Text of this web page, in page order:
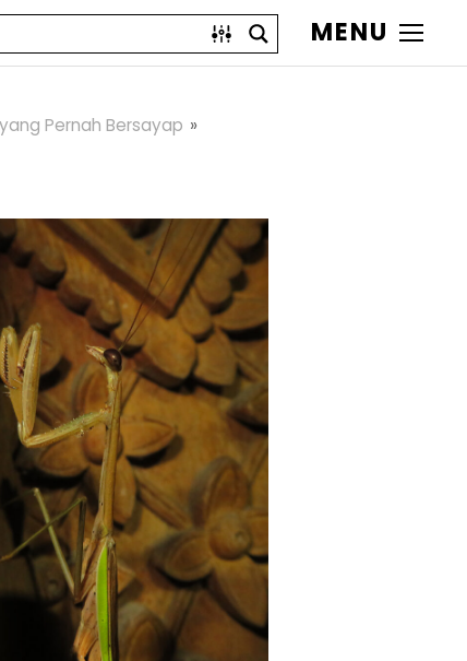
MENU
Pernah Bersayap